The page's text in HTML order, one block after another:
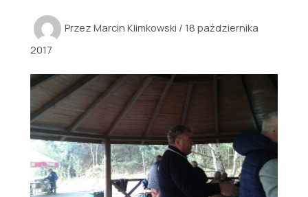
Przez Marcin Klimkowski / 18 października
2017